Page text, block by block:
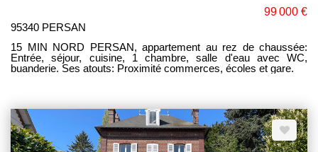
99 000 €
95340 PERSAN
15 MIN NORD PERSAN, appartement au rez de chaussée:
Entrée, séjour, cuisine, 1 chambre, salle d'eau avec WC,
buanderie. Ses atouts: Proximité commerces, écoles et gare.